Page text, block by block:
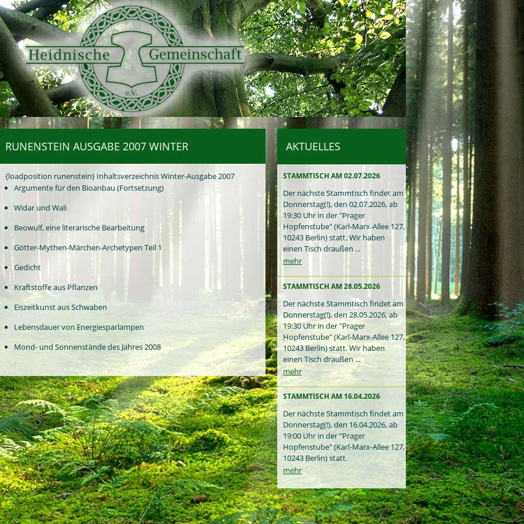
RUNENSTEIN AUSGABE 2007 WINTER
{loadposition runenstein} Inhaltsverzeichnis Winter-Ausgabe 2007
Argumente für den Bioanbau (Fortsetzung)
Widar und Wali
Beowulf, eine literarische Bearbeitung
Götter-Mythen-Märchen-Archetypen Teil 1
Gedicht
Kraftstoffe aus Pflanzen
Eiszeitkunst aus Schwaben
Lebensdauer von Energiesparlampen
Mond- und Sonnenstände des Jahres 2008
AKTUELLES
STAMMTISCH AM 02.07.2026
Der nächste Stammtisch findet am
Donnerstag(!), den 02.07.2026, ab
19:30 Uhr in der "Prager
Hopfenstube" (Karl-Marx-Allee 127,
10243 Berlin) statt. Wir haben
einen Tisch draußen ...
mehr
STAMMTISCH AM 28.05.2026
Der nächste Stammtisch findet am
Donnerstag(!), den 28.05.2026, ab
19:30 Uhr in der "Prager
Hopfenstube" (Karl-Marx-Allee 127,
10243 Berlin) statt. Wir haben
einen Tisch draußen ...
mehr
STAMMTISCH AM 16.04.2026
Der nächste Stammtisch findet am
Donnerstag(!), den 16.04.2026, ab
19:00 Uhr in der "Prager
Hopfenstube" (Karl-Marx-Allee 127,
10243 Berlin) statt.
mehr